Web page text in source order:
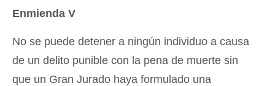
Enmienda V
No se puede detener a ningún individuo a causa
de un delito punible con la pena de muerte sin
que un Gran Jurado haya formulado una